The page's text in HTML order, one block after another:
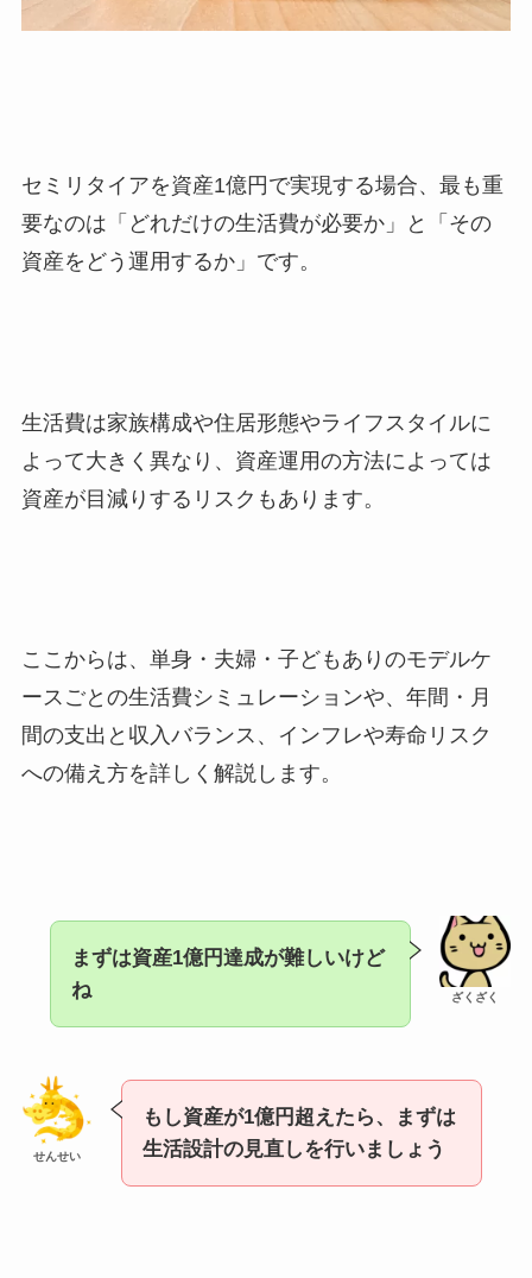
セミリタイアを資産1億円で実現する場合、最も重
要なのは「どれだけの生活費が必要か」と「その
資産をどう運用するか」です。
生活費は家族構成や住居形態やライフスタイルに
よって大きく異なり、資産運用の方法によっては
資産が目減りするリスクもあります。
ここからは、単身・夫婦・子どもありのモデルケ
ースごとの生活費シミュレーションや、年間・月
間の支出と収入バランス、インフレや寿命リスク
への備え方を詳しく解説します。
ざくざく
まずは資産1億円達成が難しいけど
ね
せんせい
もし資産が1億円超えたら、まずは
生活設計の見直しを行いましょう